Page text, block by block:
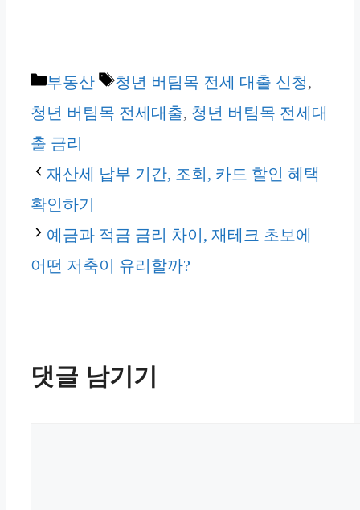
카
테
고
리
부동산
태
그
청년 버팀목 전세 대출 신청,
청년 버팀목 전세대출, 청년 버팀목 전세대
출 금리
재산세 납부 기간, 조회, 카드 할인 혜택
확인하기
예금과 적금 금리 차이, 재테크 초보에
어떤 저축이 유리할까?
댓글 남기기